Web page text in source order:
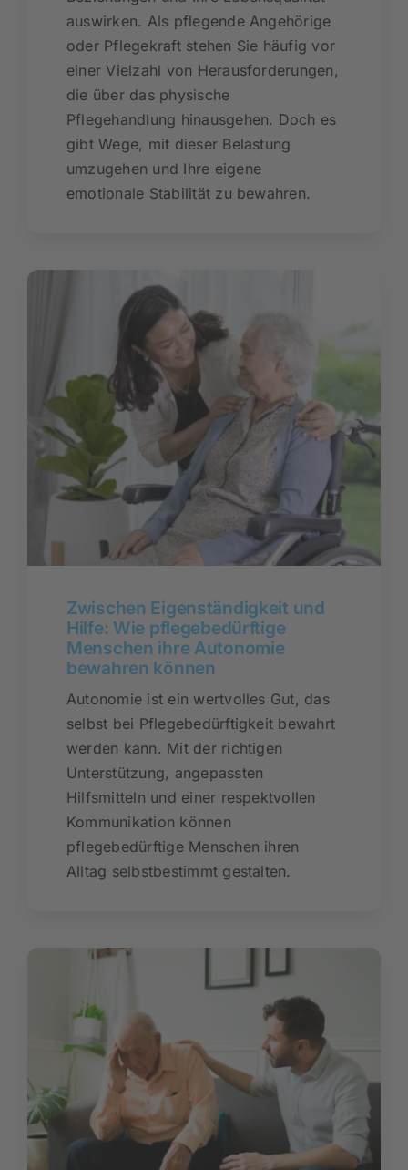
auswirken. Als pflegende Angehörige
oder Pflegekraft stehen Sie häufig vor
einer Vielzahl von Herausforderungen,
die über das physische
Pflegehandlung hinausgehen. Doch es
gibt Wege, mit dieser Belastung
umzugehen und Ihre eigene
emotionale Stabilität zu bewahren.
Zwischen Eigenständigkeit und
Hilfe: Wie pflegebedürftige
Menschen ihre Autonomie
bewahren können
Autonomie ist ein wertvolles Gut, das
selbst bei Pflegebedürftigkeit bewahrt
werden kann. Mit der richtigen
Unterstützung, angepassten
Hilfsmitteln und einer respektvollen
Kommunikation können
pflegebedürftige Menschen ihren
Alltag selbstbestimmt gestalten.